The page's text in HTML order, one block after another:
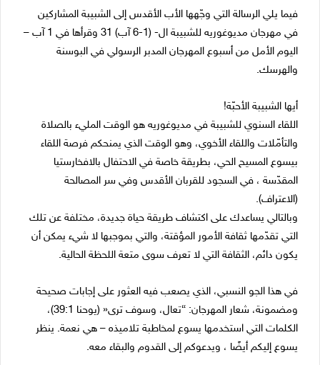
فيما يلي الرسالة التي وجّهها الأب الأقدس إلى الشبيبة المشاركين
في مهرجان مديوغوريه للشبيبة ال- (1-6 آب) 31 وقرأها في 1 آب –
اليوم الأمل من أسبوع المهرجان المدبر الرسولي في البوسنة
والهرسك.
أيها الشبيبة الأحبّة!
اللقاء السنوي للشبيبة في مديوغوريه هو الوقت المليء بالصلاة
والتأمّلات واللقاء الأخوي، وهو الوقت الذي يمنحكم فرصة اللقاء
بيسوع المسيح الحي، بطريقة خاصة في الاحتفال بالافخارستيا
المقدّسة ، في السجود للقربان الأقدس وفي سر المصالحة
(الاعتراف).
وبالتالي يساعدك على اكتشاف طريقة حياة جديدة، مختلفة عن تلك
التي تقدّمها ثقافة الأمور المؤقتة، والتي بموجبها لا شيء يمكن أن
يكون دائم، الثقافة التي لا تعرف سوى متعة اللحظة الحالية.
في هذا الجو النسبي، الذي يصعب فيه العثور على إجابات صحيحة
ومضمونة، شعار المهرجان: “تعال، وسوف ترى« (يوحنا 39:1)،
الكلمات التي استخدمها يسوع لمخاطبة تلاميذه – هي نعمة. ينظر
يسوع إليكم أيضًا ، ويدعوكم إلى القدوم والبقاء معه.